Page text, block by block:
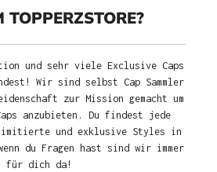
und sehr viele Exclusive Caps
Wir sind selbst Cap Sammler
zur Mission gemacht um
anzubieten. Du findest jede
limitierte und exklusive Styles in
du Fragen hast sind wir immer
für dich da!